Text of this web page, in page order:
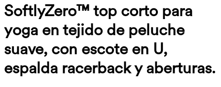
SoftlyZero™ top corto para
yoga en tejido de peluche
suave, con escote en U,
espalda racerback y aberturas.